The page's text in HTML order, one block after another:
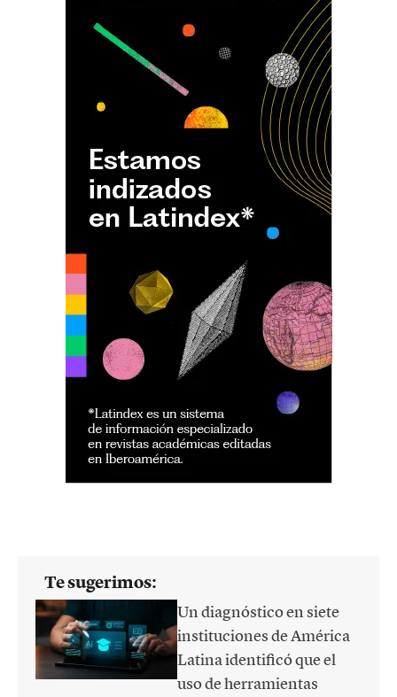
Te sugerimos:
Un diagnóstico en siete
instituciones de América
Latina identificó que el
uso de herramientas